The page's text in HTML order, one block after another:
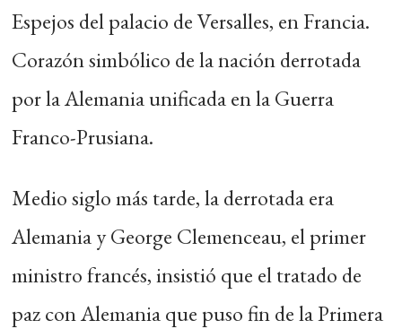
Espejos del palacio de Versalles, en Francia.
Corazón simbólico de la nación derrotada
por la Alemania unificada en la Guerra
Franco-Prusiana.
Medio siglo más tarde, la derrotada era
Alemania y George Clemenceau, el primer
ministro francés, insistió que el tratado de
paz con Alemania que puso fin de la Primera